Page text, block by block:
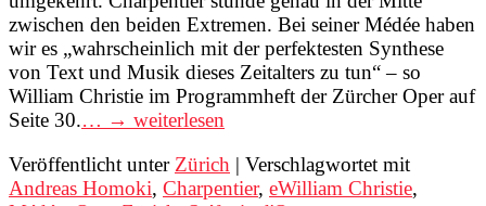
zwischen den beiden Extremen. Bei seiner Médée haben
wir es „wahrscheinlich mit der perfektesten Synthese
von Text und Musik dieses Zeitalters zu tun“ – so
William Christie im Programmheft der Zürcher Oper auf
Seite 30.… → weiterlesen
Veröffentlicht unter Zürich | Verschlagwortet mit
Andreas Homoki, Charpentier, eWilliam Christie,